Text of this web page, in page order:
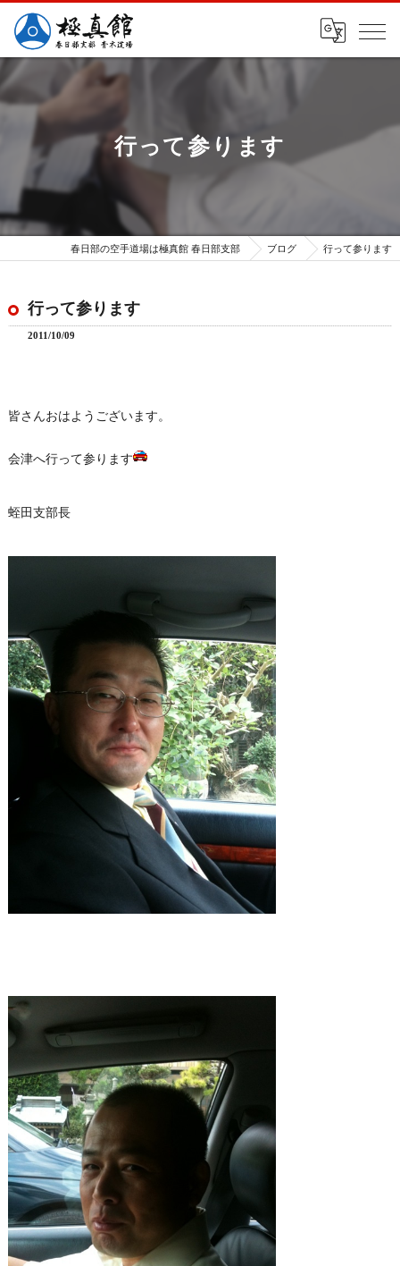
行って参ります
春日部の空手道場は極真館 春日部支部 ブログ 行って参ります
行って参ります
2011/10/09
皆さんおはようございます。
会津へ行って参ります
蛭田支部長